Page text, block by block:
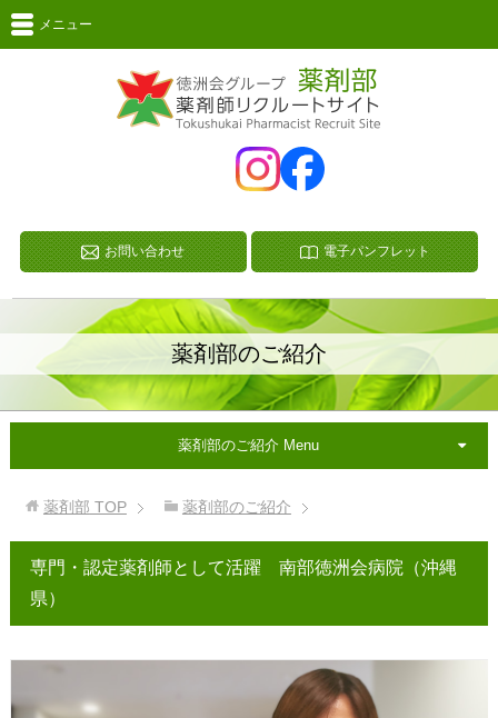
メニュー
お問い合わせ 電子パンフレット
薬剤部のご紹介
薬剤部 TOP 薬剤部のご紹介
専門・認定薬剤師として活躍 南部徳洲会病院（沖縄
県）
薬剤部のご紹介 Menu